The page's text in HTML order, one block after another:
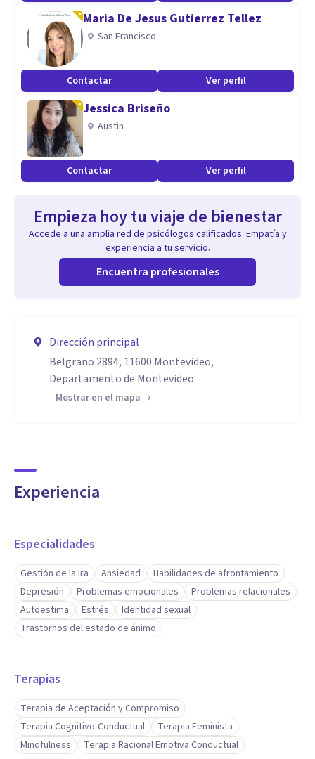
Maria De Jesus Gutierrez Tellez
San Francisco
Contactar Ver perfil
Jessica Briseño
Austin
Contactar Ver perfil
Empieza hoy tu viaje de bienestar
Accede a una amplia red de psicólogos calificados. Empatía y
experiencia a tu servicio.
Encuentra profesionales
Dirección principal
Belgrano 2894, 11600 Montevideo,
Departamento de Montevideo
Mostrar en el mapa
Experiencia
Especialidades
Gestión de la ira Ansiedad
Habilidades de afrontamiento
Depresión
Problemas emocionales
Problemas relacionales
Autoestima
Estrés
Identidad sexual
Trastornos del estado de ánimo
Terapias
Terapia de Aceptación y Compromiso
Terapia Cognitivo-Conductual
Terapia Feminista
Mindfulness
Terapia Racional Emotiva Conductual